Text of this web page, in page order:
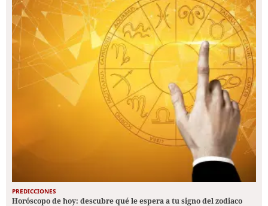
PREDICCIONES
Horóscopo de hoy: descubre qué le espera a tu signo del zodiaco